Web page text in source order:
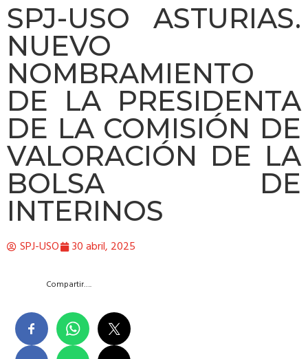
SPJ-USO ASTURIAS.
NUEVO
NOMBRAMIENTO
DE LA PRESIDENTA
DE LA COMISIÓN DE
VALORACIÓN DE LA
BOLSA DE
INTERINOS
SPJ-USO 30 abril, 2025
Compartir….